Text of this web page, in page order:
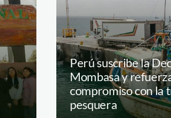
Perú suscribe la
Mombasa y
compromiso con la
pesquera